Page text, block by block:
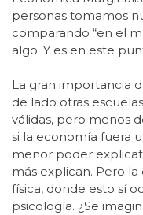
personas tomamos
comparando “en el
algo. Y es en este
La gran importancia
de lado otras
válidas, pero menos
si la economía fuera
menor poder
más explican. Pero
física, donde esto sí
psicología. ¿Se